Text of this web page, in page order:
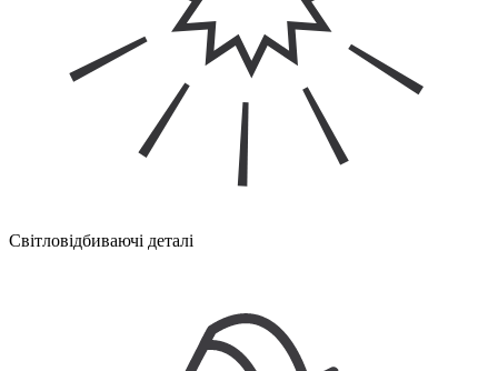
Світловідбиваючі деталі